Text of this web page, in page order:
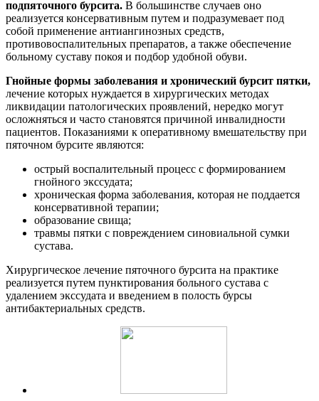
подпяточного бурсита. В большинстве случаев оно
реализуется консервативным путем и подразумевает под
собой применение антиангинозных средств,
противовоспалительных препаратов, а также обеспечение
больному суставу покоя и подбор удобной обуви.
Гнойные формы заболевания и хронический бурсит пятки,
лечение которых нуждается в хирургических методах
ликвидации патологических проявлений, нередко могут
осложняться и часто становятся причиной инвалидности
пациентов. Показаниями к оперативному вмешательству при
пяточном бурсите являются:
острый воспалительный процесс с формированием
гнойного экссудата;
хроническая форма заболевания, которая не поддается
консервативной терапии;
образование свища;
травмы пятки с повреждением синовиальной сумки
сустава.
Хирургическое лечение пяточного бурсита на практике
реализуется путем пунктирования больного сустава с
удалением экссудата и введением в полость бурсы
антибактериальных средств.